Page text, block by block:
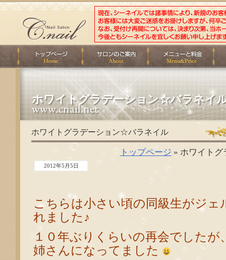
ホワイトグラデーション☆バラネイ
ホワイトグラデーション☆バラネイル
トップページ » ホワイト
2012年5月5日
こちらは小さい頃の同級生がジェ
れました♪
１０年ぶりくらいの再会でしたが
姉さんになってました